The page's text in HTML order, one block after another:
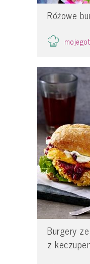
Różowe
Burgery
z